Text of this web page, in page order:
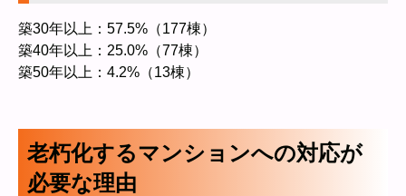
築30年以上：57.5%（177棟）
築40年以上：25.0%（77棟）
築50年以上：4.2%（13棟）
老朽化するマンションへの対応が
必要な理由